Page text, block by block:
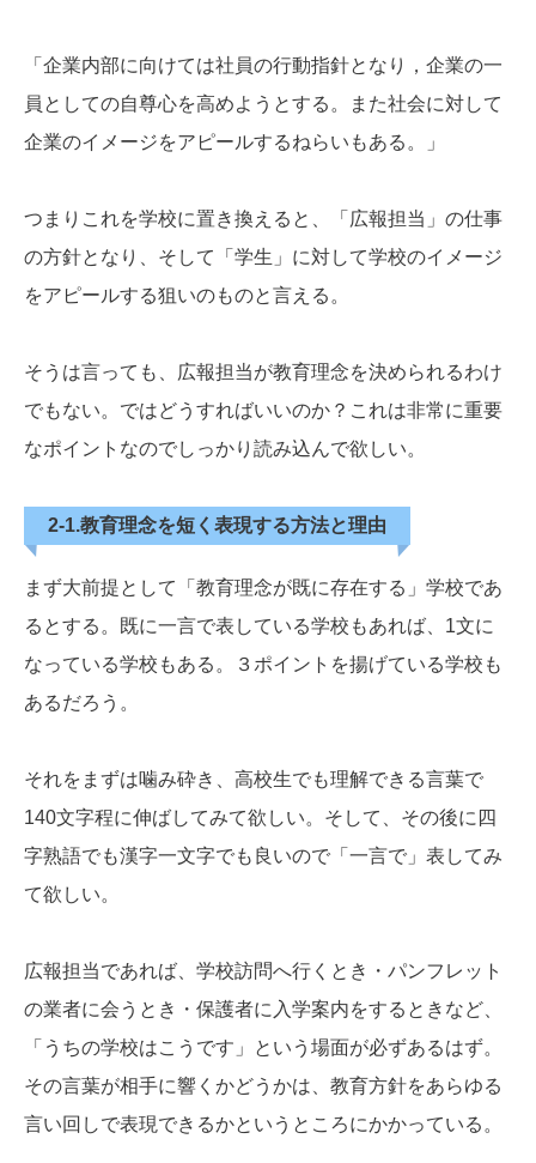
「企業内部に向けては社員の行動指針となり，企業の一
員としての自尊心を高めようとする。また社会に対して
企業のイメージをアピールするねらいもある。」
つまりこれを学校に置き換えると、「広報担当」の仕事
の方針となり、そして「学生」に対して学校のイメージ
をアピールする狙いのものと言える。
そうは言っても、広報担当が教育理念を決められるわけ
でもない。ではどうすればいいのか？これは非常に重要
なポイントなのでしっかり読み込んで欲しい。
2-1.教育理念を短く表現する方法と理由
まず大前提として「教育理念が既に存在する」学校であ
るとする。既に一言で表している学校もあれば、1文に
なっている学校もある。３ポイントを揚げている学校も
あるだろう。
それをまずは噛み砕き、高校生でも理解できる言葉で
140文字程に伸ばしてみて欲しい。そして、その後に四
字熟語でも漢字一文字でも良いので「一言で」表してみ
て欲しい。
広報担当であれば、学校訪問へ行くとき・パンフレット
の業者に会うとき・保護者に入学案内をするときなど、
「うちの学校はこうです」という場面が必ずあるはず。
その言葉が相手に響くかどうかは、教育方針をあらゆる
言い回しで表現できるかというところにかかっている。